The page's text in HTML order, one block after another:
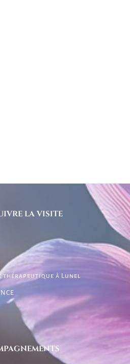
LA VISITE
thérapeutique à Lunel